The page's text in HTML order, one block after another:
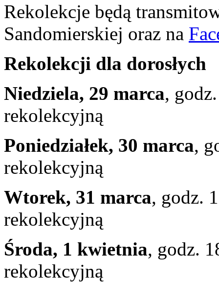
Rekolekcje będą
Sandomierskiej oraz na
Rekolekcji dla dorosłych
Niedziela, 29 marca,
rekolekcyjną
Poniedziałek, 30 marca,
rekolekcyjną
Wtorek, 31 marca, godz.
rekolekcyjną
Środa, 1 kwietnia, godz.
rekolekcyjną